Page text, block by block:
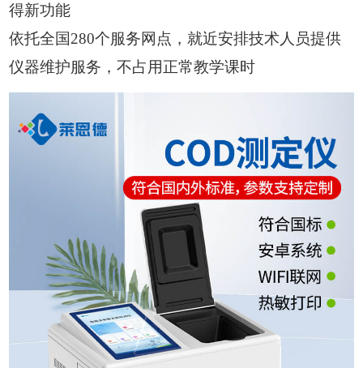
得新功能
依托全国280个服务网点，就近安排技术人员提供
仪器维护服务，不占用正常教学课时